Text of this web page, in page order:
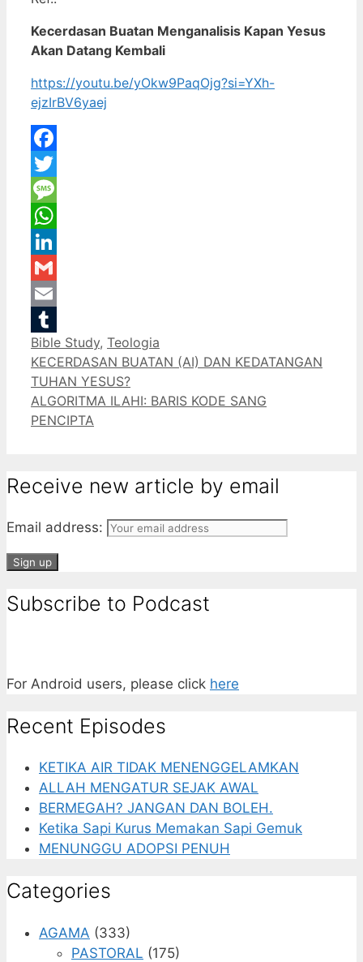
Kecerdasan Buatan Menganalisis Kapan Yesus
Akan Datang Kembali
https://youtu.be/yOkw9PaqOjg?si=YXh-
ejzIrBV6yaej
Facebook
Twitter
Message
WhatsApp
LinkedIn
Gmail
Email
Tumblr
Categories
Bible Study, Teologia
KECERDASAN BUATAN (AI) DAN KEDATANGAN
TUHAN YESUS?
ALGORITMA ILAHI: BARIS KODE SANG
PENCIPTA
Receive new article by email
Email address:
Subscribe to Podcast
For Android users, please click here
Recent Episodes
KETIKA AIR TIDAK MENENGGELAMKAN
ALLAH MENGATUR SEJAK AWAL
BERMEGAH? JANGAN DAN BOLEH.
Ketika Sapi Kurus Memakan Sapi Gemuk
MENUNGGU ADOPSI PENUH
Categories
AGAMA (333)
PASTORAL (175)